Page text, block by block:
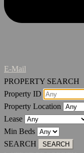
E-Mail
PROPERTY SEARCH
Property ID
Property Location
Lease
Min Beds
SEARCH